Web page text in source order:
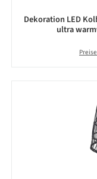
Dekoration LED
ultra